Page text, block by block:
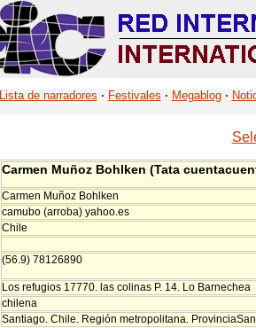
Lista de narradores · Festivales · Megablog ·
Carmen Muñoz Bohlken (Tata
Carmen Muñoz Bohlken
camubo (arroba) yahoo.es
Chile
(56.9) 78126890
Los refugios 17770. las colinas P. 14. Lo Barnechea
chilena
Santiago. Chile. Región metropolitana.